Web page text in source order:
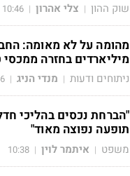
שוק ההון | צלי אהרון |
10:46
מהומה על לא מאומה:
מיליארדים בחזרה
ניתוחים ודעות | מנדי הניג |
"הברחת נכסים בהליכי
תופעה נפוצה מאוד"
משפט | איתמר לוין |
10:38